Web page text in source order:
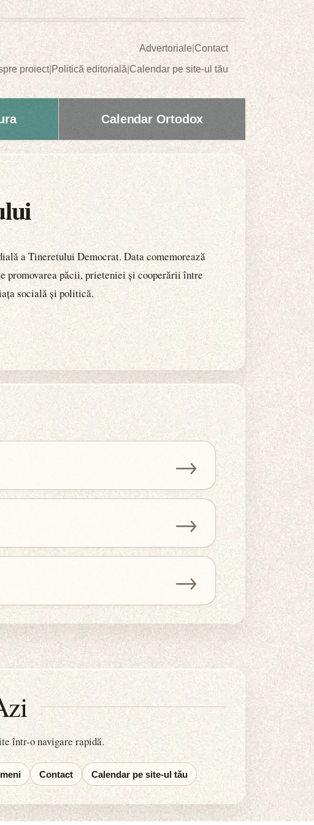
Advertoriale|Contact
proiect| Politică editorială|Calendar pe site-ul tău
Calendar Ortodox
a Tineretului Democrat. Data comemorează
promovarea păcii, prieteniei și cooperării între
socială și politică.
→
→
→
într-o navigare rapidă.
Contact Calendar pe site-ul tău